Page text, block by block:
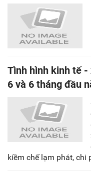
Tình hình kinh tế -
6 và 6 tháng đầu
kiềm chế lạm phát, chi